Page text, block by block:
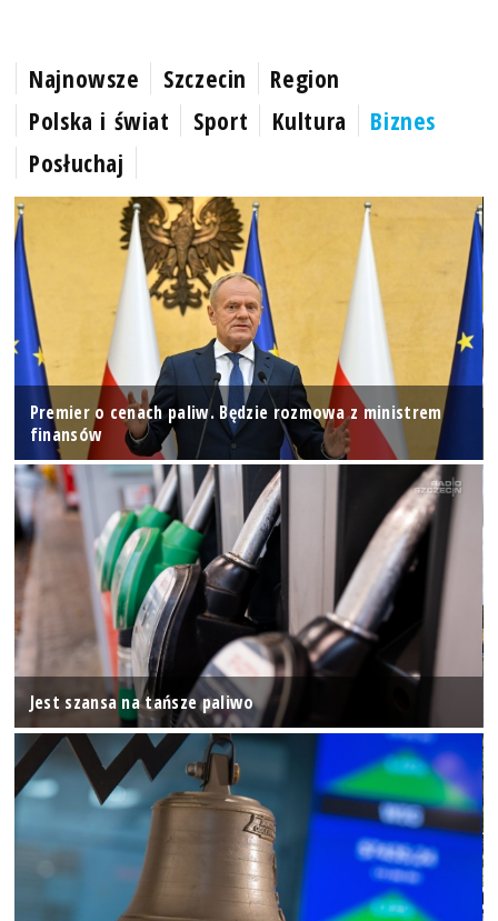
Najnowsze Szczecin
Region
Polska i świat
Sport Kultura
Biznes
Posłuchaj
Premier o cenach paliw. Będzie rozmowa z ministrem
finansów
Jest szansa na tańsze paliwo